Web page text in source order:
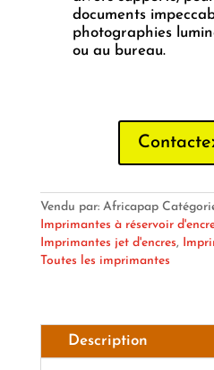
documents
photographies
ou au bureau.
Vendu par: Africapap
Imprimantes à réservoir
Imprimantes jet d'encres,
Toutes les imprimantes
Description